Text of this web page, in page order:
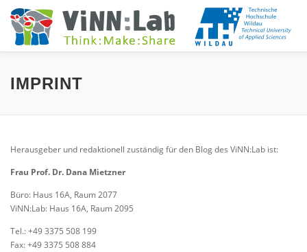
Zum
Inhalt
springen
VINN:LOG
IMPRINT
Herausgeber und redaktionell zuständig für den Blog des ViNN:Lab ist:
Frau Prof. Dr. Dana Mietzner
Büro: Haus 16A, Raum 2077
ViNN:Lab: Haus 16A, Raum 2095
Tel.: +49 3375 508 199
Fax: +49 3375 508 884